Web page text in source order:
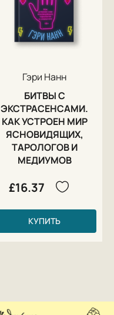
Гэри Нанн
БИТВЫ С
ЭКСТРАСЕНСАМИ.
КАК УСТРОЕН МИР
ЯСНОВИДЯЩИХ,
ТАРОЛОГОВ И
МЕДИУМОВ
£16.37
КУПИТЬ